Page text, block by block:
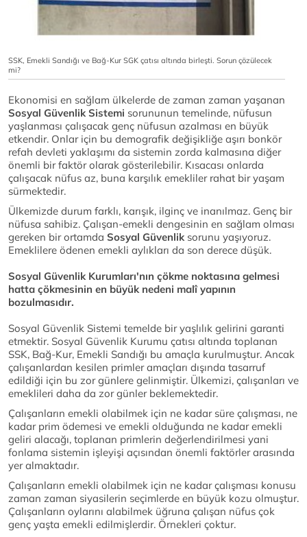
SSK, Emekli Sandığı ve Bağ-Kur SGK çatısı altında birleşti. Sorun çözülecek
mi?
Ekonomisi en sağlam ülkelerde de zaman zaman yaşanan
Sosyal Güvenlik Sistemi sorununun temelinde, nüfusun
yaşlanması çalışacak genç nüfusun azalması en büyük
etkendir. Onlar için bu demografik değişikliğe aşırı bonkör
refah devleti yaklaşımı da sistemin zorda kalmasına diğer
önemli bir faktör olarak gösterilebilir. Kısacası onlarda
çalışacak nüfus az, buna karşılık emekliler rahat bir yaşam
sürmektedir.
Ülkemizde durum farklı, karışık, ilginç ve inanılmaz. Genç bir
nüfusa sahibiz. Çalışan-emekli dengesinin en sağlam olması
gereken bir ortamda Sosyal Güvenliksorunu yaşıyoruz.
Emeklilere ödenen emekli aylıkları da son derece düşük.
Sosyal Güvenlik Kurumları'nın çökme noktasına gelmesi
hatta çökmesinin en büyük nedeni malî yapının
bozulmasıdır.
Sosyal Güvenlik Sistemi temelde bir yaşlılık gelirini garanti
etmektir. Sosyal Güvenlik Kurumu çatısı altında toplanan
SSK, Bağ-Kur, Emekli Sandığı bu amaçla kurulmuştur. Ancak
çalışanlardan kesilen primler amaçları dışında tasarruf
edildiği için bu zor günlere gelinmiştir. Ülkemizi, çalışanları ve
emeklileri daha da zor günler beklemektedir.
Çalışanların emekli olabilmek için ne kadar süre çalışması, ne
kadar prim ödemesi ve emekli olduğunda ne kadar emekli
geliri alacağı, toplanan primlerin değerlendirilmesi yani
fonlama sistemin işleyişi açısından önemli faktörler arasında
yer almaktadır.
Çalışanların emekli olabilmek için ne kadar çalışması konusu
zaman zaman siyasilerin seçimlerde en büyük kozu olmuştur.
Çalışanların oylarını alabilmek üğruna çalışan nüfus çok
genç yaşta emekli edilmişlerdir. Örnekleri çoktur.